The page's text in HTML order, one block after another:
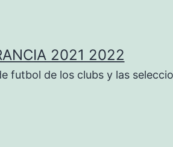
2021 2022
futbol de los clubs y las